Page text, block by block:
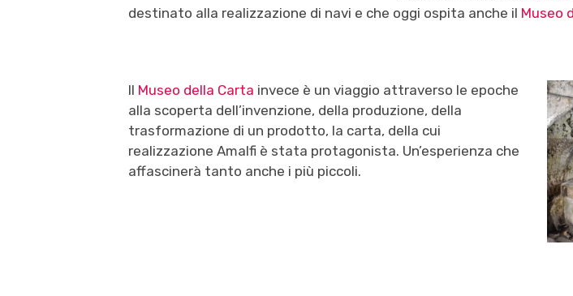
destinato alla realizzazione di navi e che oggi ospita anche il Museo
Il Museo della Carta invece è un viaggio attraverso le epoche
alla scoperta dell’invenzione, della produzione, della
trasformazione di un prodotto, la carta, della cui
realizzazione Amalfi è stata protagonista. Un’esperienza che
affascinerà tanto anche i più piccoli.